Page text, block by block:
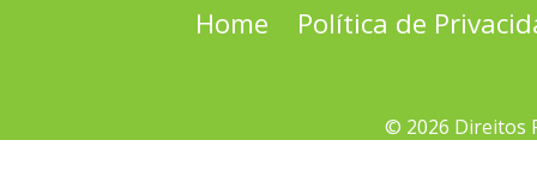
Home Política de
© 2026 Direitos